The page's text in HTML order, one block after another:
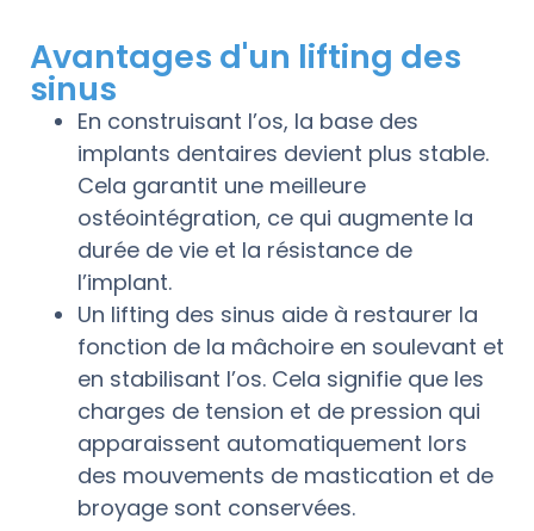
Avantages d'un lifting des
sinus
En construisant l’os, la base des
implants dentaires devient plus stable.
Cela garantit une meilleure
ostéointégration, ce qui augmente la
durée de vie et la résistance de
l’implant.
Un lifting des sinus aide à restaurer la
fonction de la mâchoire en soulevant et
en stabilisant l’os. Cela signifie que les
charges de tension et de pression qui
apparaissent automatiquement lors
des mouvements de mastication et de
broyage sont conservées.